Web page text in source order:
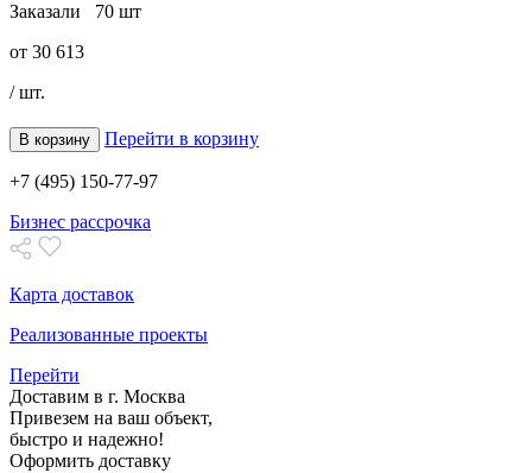
Заказали 70 шт
от 30 613
/ шт.
В корзину Перейти в корзину
+7 (495) 150-77-97
Бизнес рассрочка
Карта доставок
Реализованные проекты
Перейти
Доставим в г. Москва
Привезем на ваш объект,
быстро и надежно!
Оформить доставку